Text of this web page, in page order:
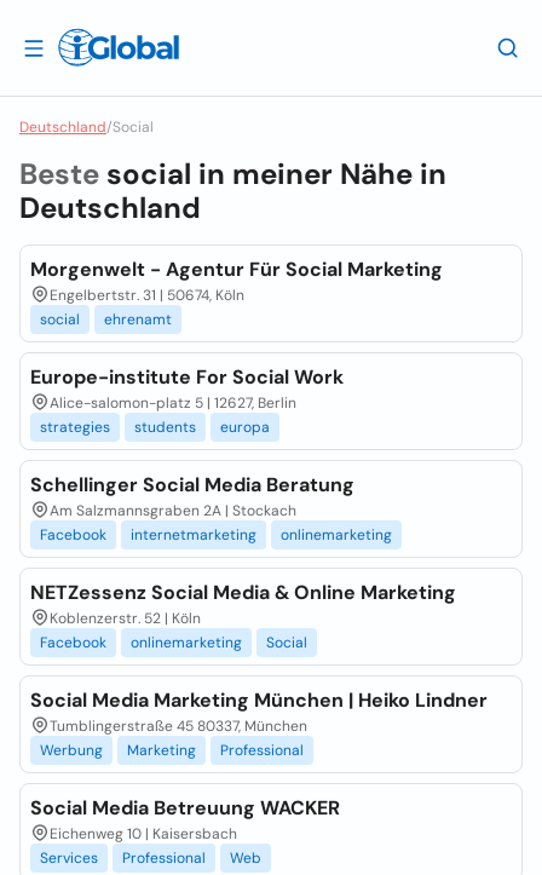
Deutschland/Social
Beste social in meiner Nähe in
Deutschland
Morgenwelt - Agentur Für Social Marketing
Engelbertstr. 31 | 50674, Köln
social
ehrenamt
Europe-institute For Social Work
Alice-salomon-platz 5 | 12627, Berlin
strategies
students europa
Schellinger Social Media Beratung
Am Salzmannsgraben 2A | Stockach
Facebook
internetmarketing onlinemarketing
NETZessenz Social Media & Online Marketing
Koblenzerstr. 52 | Köln
Facebook
onlinemarketing Social
Social Media Marketing München | Heiko Lindner
Tumblingerstraße 45 80337, München
Werbung
Marketing Professional
Social Media Betreuung WACKER
Eichenweg 10 | Kaisersbach
Services
Professional Web